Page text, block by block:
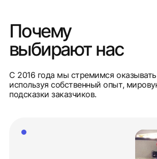
Почему
выбирают нас
С 2016 года мы стремимся
используя собственный опыт,
подсказки заказчиков.